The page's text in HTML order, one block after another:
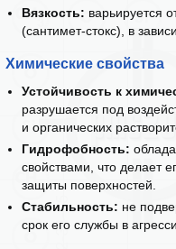
Вязкость: варьируется
(сантимет-стокс), в
Химические свойства
Устойчивость к
разрушается под
и органических
Гидрофобность:
свойствами, что делает
защиты поверхностей.
Стабильность: не
срок его службы в